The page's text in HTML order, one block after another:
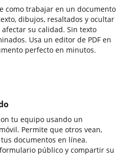
como trabajar en un documento
dibujos, resaltados y ocultar
su calidad. Sin texto
Usa un editor de PDF en
perfecto en minutos.
tu equipo usando un
Permite que otros vean,
documentos en línea.
público y compartir su